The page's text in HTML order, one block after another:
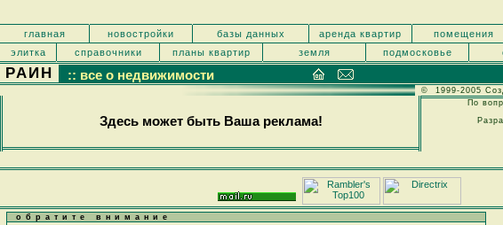
главная
новостройки базы данных аренда квартир помещения
элитка
справочники планы квартир земля подмосковье
РАИН :: все о недвижимости
© 1999-2005
Здесь может быть Ваша реклама!
По
обратите внимание